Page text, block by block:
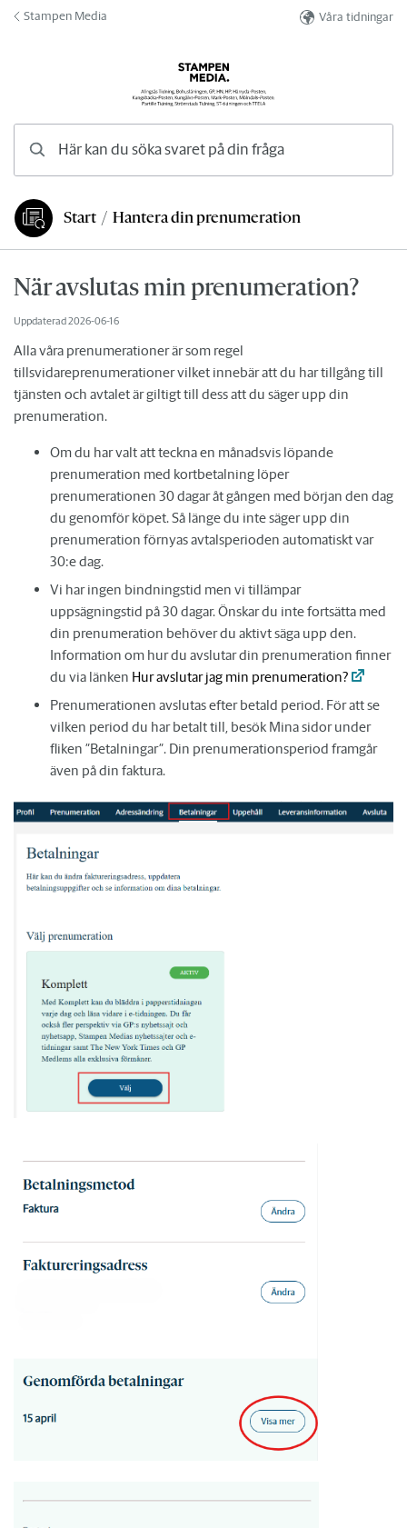
Hoppa till innehåll
Stampen Media Våra tidningar
Du är här:Start / Hantera din prenumeration
När avslutas min prenumeration?
Uppdaterad2026-06-16
Alla våra prenumerationer är som regel
tillsvidareprenumerationer vilket innebär att du har tillgång till
tjänsten och avtalet är giltigt till dess att du säger upp din
prenumeration.
Om du har valt att teckna en månadsvis löpande
prenumeration med kortbetalning löper
prenumerationen 30 dagar åt gången med början den dag
du genomför köpet. Så länge du inte säger upp din
prenumeration förnyas avtalsperioden automatiskt var
30:e dag.
Vi har ingen bindningstid men vi tillämpar
uppsägningstid på 30 dagar. Önskar du inte fortsätta med
din prenumeration behöver du aktivt säga upp den.
Information om hur du avslutar din prenumeration finner
du via länken Hur avslutar jag min prenumeration?
Prenumerationen avslutas efter betald period. För att se
vilken period du har betalt till, besök Mina sidor under
fliken ”Betalningar”. Din prenumerationsperiod framgår
även på din faktura.